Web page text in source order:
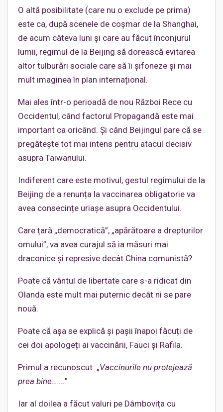
O altă posibilitate (care nu o exclude pe prima)
este ca, după scenele de coșmar de la Shanghai,
de acum câteva luni și care au făcut înconjurul
lumii, regimul de la Beijing să dorească evitarea
altor tulburări sociale care să îi șifoneze și mai
mult imaginea în plan internațional.
Mai ales într-o perioadă de nou Război Rece cu
Occidentul, când factorul Propagandă este mai
important ca oricând. Și când Beijingul pare că se
pregătește tot mai intens pentru atacul decisiv
asupra Taiwanului.
Indiferent care este motivul, gestul regimului de la
Beijing de a renunța la vaccinarea obligatorie va
avea consecințe uriașe asupra Occidentului.
Care țară „democratică”, „apărătoare a drepturilor
omului”, va avea curajul să ia măsuri mai
draconice și represive decât China comunistă?
Poate că vântul de libertate care s-a ridicat din
Olanda este mult mai puternic decât ni se pare
nouă.
Poate că așa se explică și pașii înapoi făcuți de
cei doi apologeți ai vaccinării, Fauci și Rafila.
Primul a recunoscut: „Vaccinurile nu protejează
prea bine…….”
Iar al doilea a făcut valuri pe Dâmbovița cu